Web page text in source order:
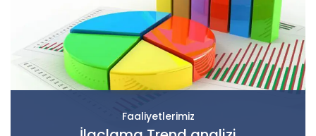
Faaliyetlerimiz